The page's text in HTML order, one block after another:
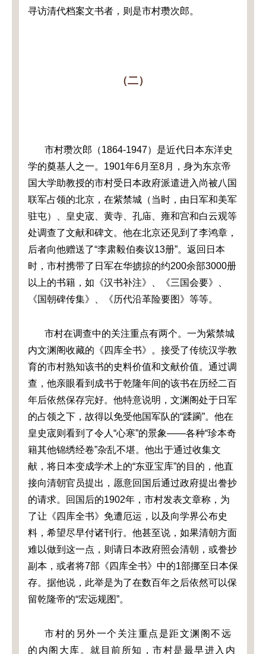
寻访清代档案文书者，则是市村瓒次郎。
（二）
市村瓒次郎（1864-1947）是近代日本东洋史
学的奠基人之一。1901年6月至8月，身为东京帝
国大学助教授的市村受日本政府派遣进入尚被八国
联军占领的北京，在紫禁城（当时，由日军和美军
驻屯）、皇史宬、黄寺、孔庙、雍和宫和白云观等
处调查了文献和碑文。他在北京还见到了李鸿章，
后者向他赠送了“李肃毅伯奏议13册”。返回日本
时，市村携带了日军在华掳掠的约200余部3000册
以上的书籍，如《汉书补注》、《三国会要》、
《国朝碑传集》、《历代沿革险要图》等等。
市村在调查中的关注重点有两个。一为紫禁城
内文渊阁收藏的《四库全书》。接受了传统汉学教
育的市村熟知该书的史料价值和文献价值。通过调
查，他亲眼看到成书于乾隆年间的该书在历经二百
年后依然保存完好。他特意说明，文渊阁处于日军
的占领之下，故得以免受他国军队的“蹂躏”。他在
皇史宬则看到了令人“心寒”的景象——各种“珍本奇
籍其他锦绣经卷”杂乱不堪。他出于通过收集文
献，将日本变成学术上的“东亚宝库”的目的，他直
接向清朝官员提出，愿意回国后通过政府提出誊抄
的请求。回国后的1902年，市村发表文章称，为
了让《四库全书》免遭厄运，以及向学界公布史
料，希望尽早付诸刊行。他甚至说，如果清朝方面
难以做到这一点，则请日本政府照会清朝，或誊抄
副本，或者将7部《四库全书》中的1部挪至日本保
存。据他说，此举是为了在数百年之后依然可以保
留乾隆帝的“宏远规图”。
市村的另外一个关注重点是距文渊阁不远
的内阁大库。就目前所知，市村是最早进入内